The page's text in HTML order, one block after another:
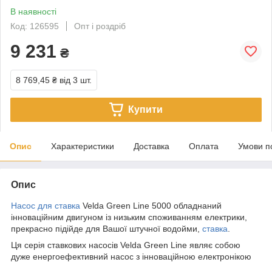
В наявності
Код: 126595
Опт і роздріб
9 231 ₴
8 769,45 ₴ від 3 шт.
Купити
Опис Характеристики Доставка Оплата Умови
Опис
Насос для ставка Velda Green Line 5000 обладнаний
інноваційним двигуном із низьким споживанням електрики,
прекрасно підійде для Вашої штучної водойми, ставка
Ця серія ставкових насосів Velda Green Line являє собою
дуже енергоефективний насос з інноваційною електронікою